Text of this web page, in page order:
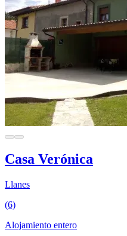
Casa Verónica
Llanes
(6)
Alojamiento entero